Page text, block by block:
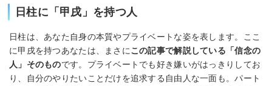
日柱に「甲戌」を持つ人
日柱は、あなた自身の本質やプライベートな姿を表します。ここ
に甲戌を持つあなたは、まさにこの記事で解説している「信念の
人」そのものです。プライベートでも好き嫌いがはっきりしてお
り、自分のやりたいことだけを追求する自由人な一面も。パート